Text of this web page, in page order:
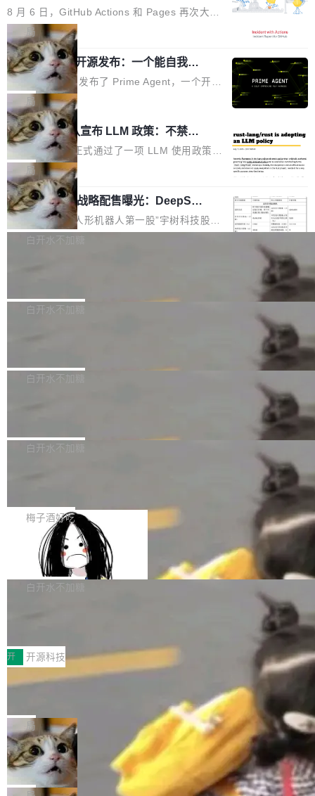
026 的读者：「看了篇 ...
认为最重要的一个——复杂度恰到好处，刚好能
驱动你去学 CuTe，但还没被那些"邪恶的" Hopp
er++ 优化所淹没，足够容易修改和适配。 更关
键的是 FA2 的持久性...
型智能设备的开发、连接与互联提供关键支撑，
也为产业链企业探索产品创新与商业增长打开新
的空间。 8月14日，开源鸿蒙智能硬件开发者日
（OHDD：OpenHarmony Hardware Develope
r Day）将在杭州启航。活动面向智能硬件产业
链企业和开发者，邀请行业专家与资深技术顾
问，围绕开源鸿蒙技术能力、设备适配、芯片适
配、功耗与稳定性调优、兼容性测评及统一互联
等内容展开系统讲解和实战交流，帮助企业进一
步了解开源鸿蒙在智能...
8 月 6 日，GitHub Actions 和 Pages 再次大规
模服务降级，Actions 完全不可用超过 5 小时，
webhook 停发，连自托管 runner 也因调度层故
障无法工作。Pages、Copilot code review、C
opilot coding agent 全部受影响。从检测到完全
恢复，大约 12 小时。 这是 2026 年 8 月的第六
起事故，其中四起与 AI/Copilot 服务相关。 Git
Hub 员工 kdaigle 在 HN 讨论中贴出了一组数
据：2025 年全年 10 亿次 commit。现在，每周
2.75 亿次，全年预计 140 亿次。GitHub...
局
Prime Agent 开源发布：一个能自我改
进的编程 Agent，ARC-AGI 3 超越人类
专家基线
Prime Intellect 发布了 Prime Agent，一个开源
的编程 Agent Harness，核心设计围绕两个抽
象：Recursive Language Model（RLM）和 C
ontinual Harness。在 ARC-AGI 3 基准测试
上，Prime Agent + Opus 5 的组合达到了 95.
5% RHAE Best@1，超过了 ARC 报告的人类专
家基线 95.4%。 不是又一个 coding agent 包装
器 Prime Agent 的架构和市面上大多数 coding
agent 有本质区别。大多数 agent harness 的设
计是基于早期模型的能力—...
局
Rust 项目团队宣布 LLM 政策：不禁
止，但你要承认哪些代码不是你写的
Rust 语言项目正式通过了一项 LLM 使用政策，
覆盖 rust-lang/rust 单一仓库的代码贡献。这不
是项目级别的官方立场，目前由五个团队采纳，
但它可能是主流开源项目中关于 AI 辅助贡献最
细致的一份规则。 政策的核心只有一句话：LLM
可以用来分析、提炼、审阅、建议，但不能用来
不得生成涉及安全性的关键变更，除非作者本身
局
宇树科技 IPO 战略配售曝光：DeepSe
ek 获配 93.3 万股，锁定 36 个月
8月6日晚间，“人形机器人第一股”宇树科技股份
有限公司披露IPO发行价格及战略配售结果，杭
36个月。 公告显示，本次宇树科技战略配售对
员工参与设立的专项资产管理计划。其中，Dee
获配9...
白开水不加糖
Bug fixes and enhancements 修复多次传递同
一个回归问题，该问题导致拉取镜像时会拒绝包
题，该问题可能导致在旧版 Linux 内核...
白开水不加糖
e 孵化器项目管理委员会（IPMC）投票中获得
P）！这一里程碑不仅标志着 Fluss 迈入新的发
白开水不加糖
长期停止内容更新，未能实现其作为“AI版维基百
提交的编辑请求也长期处于待处理状态。 Groki
pedia 于去年底上线，定位为由人工智能生成内
容的百科平台，被马斯克视为传统众包百科网站
维基百科的替代方案。Lawfare 调查发现，无论
热门页面还是低关注度页面，均未出现近期更
白开水不加糖
是这样的：配 MessageSource 的 Bean、写 R
eloadableResourceBundleMessageSource、
声明 LocaleResolver、注册 LocaleChangeInt
erceptor…五六步之后才能看到第一行翻译文
本。 Solon 换了个方式。整个 i18n 模块围绕三
梅子酒好吃
Apache Doris 4.1 全面增强 Iceberg：
支持 UPDATE、MERGE INTO 与 Iceb
erg V3
Apache Doris 4.1 要补齐的，正是缺失的那一
半。在已有查询能力的基础上，Doris 进一步支
常维护操作，并完整支持 Iceberg V3 格式。
白开水不加糖
村国家自主创新示范区会议中心开幕。本届大会
由中关村智联软件服务业质量创新联盟主办，以
“智构可信·质创未来——AI原生时代的质量新范
式”为主题，直面AI从实验室走向规模化产业落地
的核心质量命题。会上，《2026智能研发生产力
工具选型手册》发布，Testin云测的Testin XAge
nt智能测试系统入选AI测试领域代表产品。对CI
O而言，这提示了一个转变：AI测试正在从效率
工具升级为企业的质量基础设施。 CIO面对的新
开 开源科技
让非法状态不可表示：一篇关于 ADT
有一种东西，一旦用过就回不去了。Alex Fedos
eev 管它叫"软件设计的基石"。 他说的东西不新
鲜——代数数据类型（ADT），尤其是和类型
（sum type）。但他说清楚了一件事：这不是类
型系统的学术体操，是日常编码的思维方式。 文
章从一个简单的例子切入。一个网站的深色主题
局
Cloudflare 开源内部企业 AI 平台 Clou
dflare OS
Cloudflare 发布了一个开源项目 Cloudflare O
S。如果你只看官方博客，你会觉得这是又一